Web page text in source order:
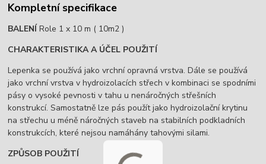
Kompletní specifikace
BALENÍRole 1 x 10 m ( 10m2 )
CHARAKTERISTIKA A ÚČEL POUŽITÍ
Lepenka se používá jako vrchní opravná vrstva. Dále se používá
jako vrchní vrstva v hydroizolacích střech v kombinaci se spodními
pásy o vysoké pevnosti v tahu u nenáročných střešních
konstrukcí. Samostatně lze pás použít jako hydroizolační krytinu
na střechu u méně náročných staveb na stabilních podkladních
konstrukcích, které nejsou namáhány tahovými silami.
ZPŮSOB POUŽITÍ